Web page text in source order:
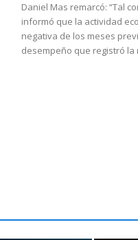
Daniel Mas remarcó: “Tal
informó que la actividad
negativa de los meses
desempeño que registró la